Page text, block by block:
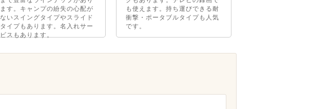
ます。キャンプの紛失の心配が
ないスイングタイプやスライド
タイプもあります。名入れサー
ビスもあります。
も使えます。持ち運びできる耐
衝撃・ポータブルタイプも人気
です。